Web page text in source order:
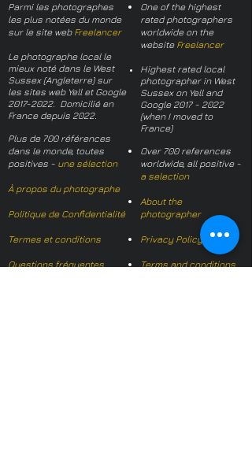
Parmi les photographes
les plus notées du monde
sur le site web Freelancer
Le photographe local le
mieux noté dans le West
Sussex (Angleterre) sur
les sites web Yell et Google
2017-2022. Domicilié en
France depuis 2022.
Plus de 700 références
dans le monde, toutes
positives - une sélection
À propos du photographe
Politique de Confidentialité
Termes et conditions
Questions fréquentes
One of the highest
rated photographers
worldwide on the
website Freelancer
Highest rated local
photographer in West
Sussex on Yell and
Google 2017 - 2022
(when I moved to
France)
Over 700 references
worldwide, all positive -
a selection
About the
photographer
Privacy Policy
Terms and conditions